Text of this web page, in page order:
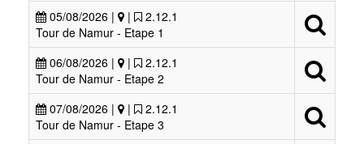
05/08/2026 |
|
2.12.1
Tour de Namur - Etape 1
06/08/2026 |
|
2.12.1
Tour de Namur - Etape 2
07/08/2026 |
|
2.12.1
Tour de Namur - Etape 3